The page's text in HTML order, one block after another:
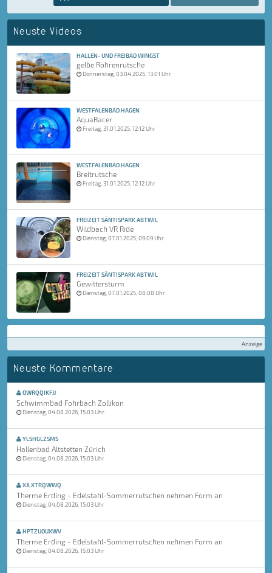
Neuste Videos
HALLEN- UND FREIBAD WINGST
gelbe Röhrenrutsche
Donnerstag, 03.04.2025, 13:01 Uhr
WESTFALENBAD HAGEN
AquaRacer
Freitag, 31.01.2025, 12:12 Uhr
WESTFALENBAD HAGEN
Breitrutsche
Freitag, 31.01.2025, 12:12 Uhr
FREIZEIT SÄNTISPARK ABTWIL
Wildbach VR Ride
Dienstag, 07.01.2025, 09:09 Uhr
FREIZEIT SÄNTISPARK ABTWIL
Gewittersturm
Dienstag, 07.01.2025, 08:08 Uhr
Anzeige
Neuste Kommentare
OWRQQIKFJJ
Schwimmbad Fohrbach Zollikon
Dienstag, 04.08.2026, 15:03 Uhr
YLSHGLZSMS
Hallenbad Altstetten Zürich
Dienstag, 04.08.2026, 15:03 Uhr
XJLXTRQWWQ
Therme Erding - Edelstahl-Sommerrutschen nehmen Form an
Dienstag, 04.08.2026, 15:03 Uhr
HPTZUOUXWV
Therme Erding - Edelstahl-Sommerrutschen nehmen Form an
Dienstag, 04.08.2026, 15:03 Uhr